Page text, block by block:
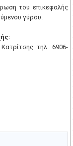
του επικεφαλής
γύρου.
τηλ. 6906-